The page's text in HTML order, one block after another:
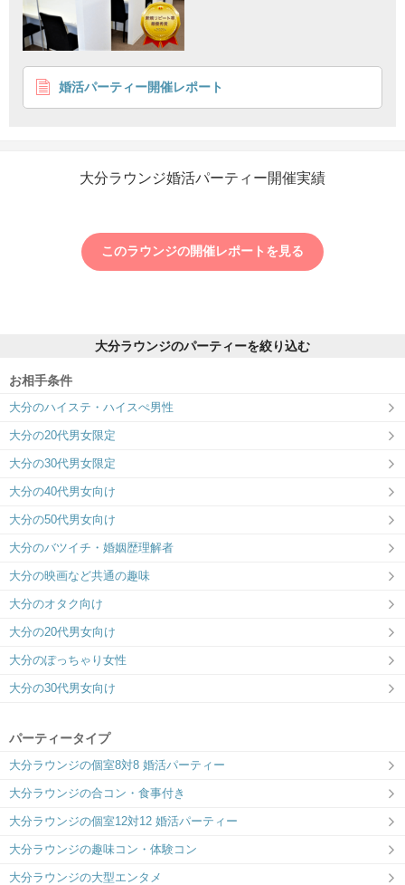
婚活パーティー開催レポート
大分ラウンジ婚活パーティー開催実績
このラウンジの開催レポートを見る
大分ラウンジのパーティーを絞り込む
お相手条件
大分のハイステ・ハイスぺ男性
大分の20代男女限定
大分の30代男女限定
大分の40代男女向け
大分の50代男女向け
大分のバツイチ・婚姻歴理解者
大分の映画など共通の趣味
大分のオタク向け
大分の20代男女向け
大分のぽっちゃり女性
大分の30代男女向け
パーティータイプ
大分ラウンジの個室8対8 婚活パーティー
大分ラウンジの合コン・食事付き
大分ラウンジの個室12対12 婚活パーティー
大分ラウンジの趣味コン・体験コン
大分ラウンジの大型エンタメ